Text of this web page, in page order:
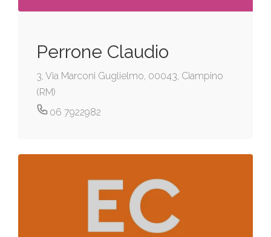
Perrone Claudio
3, Via Marconi Guglielmo, 00043, Ciampino
(RM)
06 7922982